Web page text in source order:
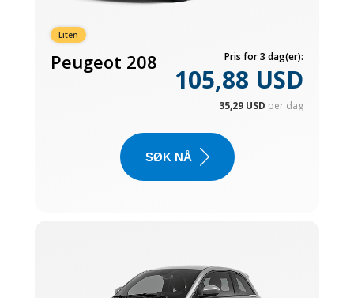
Liten
Peugeot 208 Pris for 3 dag(er):
105,88 USD
35,29 USD per dag
SØK NÅ